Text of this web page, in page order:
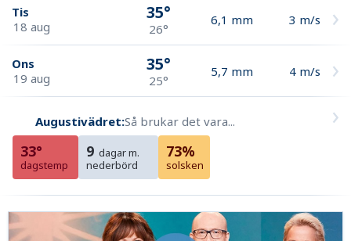
Tis
18 aug
35°
26°
6,1 mm 3 m/s
Ons
19 aug
35°
25°
5,7 mm 4 m/s
Augustivädret:Så brukar det vara...
33°
dagstemp
9 dagar m.
nederbörd
73%
solsken